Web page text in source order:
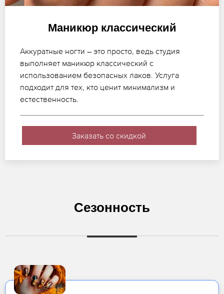
Маникюр классический
Аккуратные ногти – это просто, ведь студия
выполняет маникюр классический с
использованием безопасных лаков. Услуга
подходит для тех, кто ценит минимализм и
естественность.
Заказать со скидкой
Сезонность